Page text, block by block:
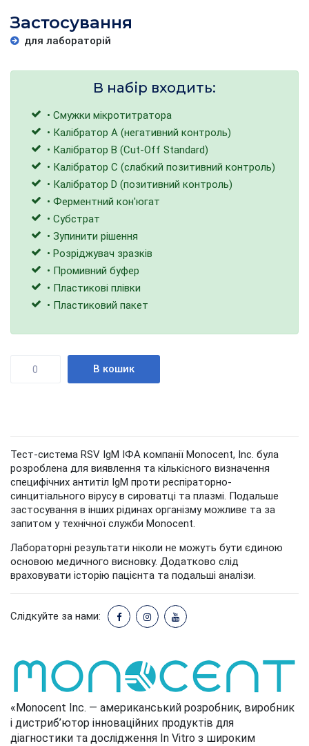
Застосування
для лабораторій
В набір входить:
• Смужки мікротитратора
• Калібратор A (негативний контроль)
• Калібратор B (Cut-Off Standard)
• Калібратор C (слабкий позитивний контроль)
• Калібратор D (позитивний контроль)
• Ферментний кон'югат
• Субстрат
• Зупинити рішення
• Розріджувач зразків
• Промивний буфер
• Пластикові плівки
• Пластиковий пакет
Кількість В кошик
Тест-система RSV IgM ІФА компанії Monocent, Inc. була
розроблена для виявлення та кількісного визначення
специфічних антитіл IgM проти респіраторно-
синцитіального вірусу в сироватці та плазмі. Подальше
застосування в інших рідинах організму можливе та за
запитом у технічної служби Monocent.
Лабораторні результати ніколи не можуть бути єдиною
основою медичного висновку. Додатково слід
враховувати історію пацієнта та подальші аналізи.
Слідкуйте за нами:
«Monocent Inc. — американський розробник, виробник
і дистриб’ютор інноваційних продуктів для
діагностики та дослідження In Vitro з широким